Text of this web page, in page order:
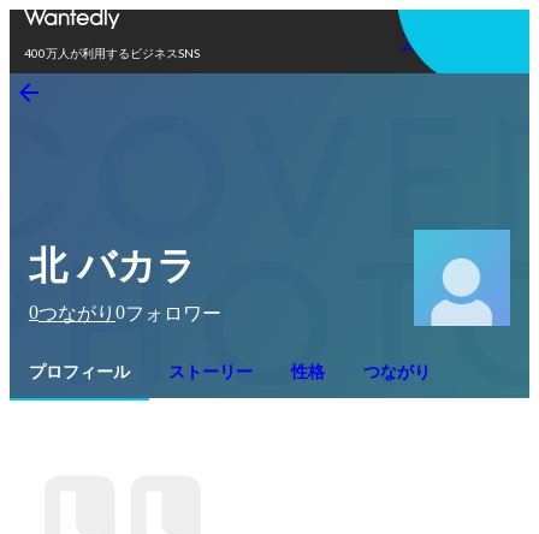
400万人が利用するビジネスSNS
アプリを使う
北 バカラ
0つながり 0フォロワー
プロフィール ストーリー 性格 つながり